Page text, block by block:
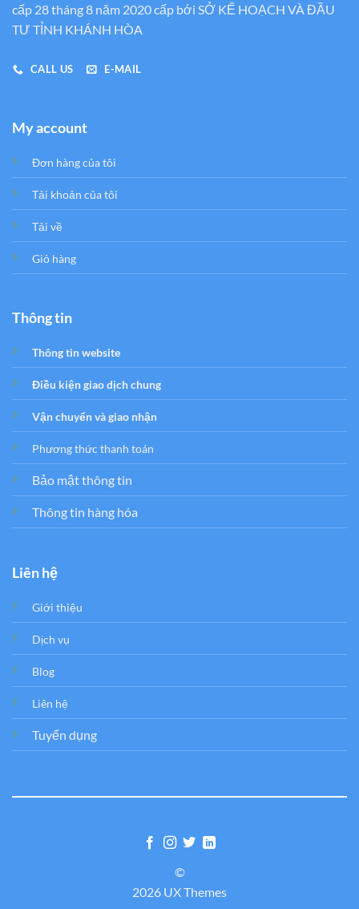
cấp 28 tháng 8 năm 2020 cấp bới SỞ KẾ HOẠCH VÀ ĐẦU
TƯ TỈNH KHÁNH HÒA
CALL US E-MAIL
My account
Đơn hàng của tôi
Tải khoản của tôi
Tải về
Giỏ hàng
Thông tin
Thông tin website
Điều kiện giao dịch chung
Vận chuyển và giao nhận
Phương thức thanh toán
Bảo mật thông tin
Thông tin hàng hóa
Liên hệ
Giới thiệu
Dịch vụ
Blog
Liên hệ
Tuyển dụng
©
2026 UX Themes